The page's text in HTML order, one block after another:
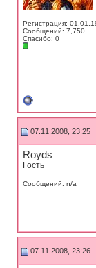
Регистрация:
Сообщений: 7,750
Спасибо: 0
07.11.2008, 23:25
Royds
Гость
Сообщений: n/a
07.11.2008, 23:26